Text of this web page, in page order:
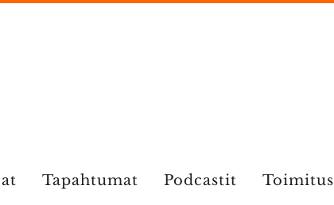
Tapahtumat Podcastit Toimitus